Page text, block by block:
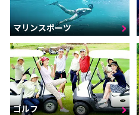
マリンスポーツ
ゴルフ